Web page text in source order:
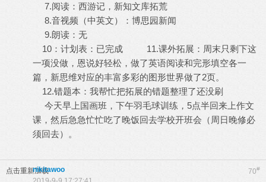
7.阅读：西游记，新知文库拓荒
8.音视频（中英文）：博思园新闻
9.朗读：无
10：计划表：已完成 11.课外拓展：周末只剩下这
一项没做，恩说好轻松，做了英语阅读和完形填空各一
篇，新思维对应的丰富多彩的图形世界做了2页。
12.错题本：我帮忙把拓展的错题整理了还没刷
今天早上国画班，下午羽毛球训练，5点半回来上作文
课，然后急急忙忙吃了晚饭回去学校开班会（周日晚修必
须回去）。
点击重新加载 70#
nikitawoo